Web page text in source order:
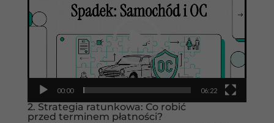
00:00 06:22
2. Strategia ratunkowa: Co robić
przed terminem płatności?